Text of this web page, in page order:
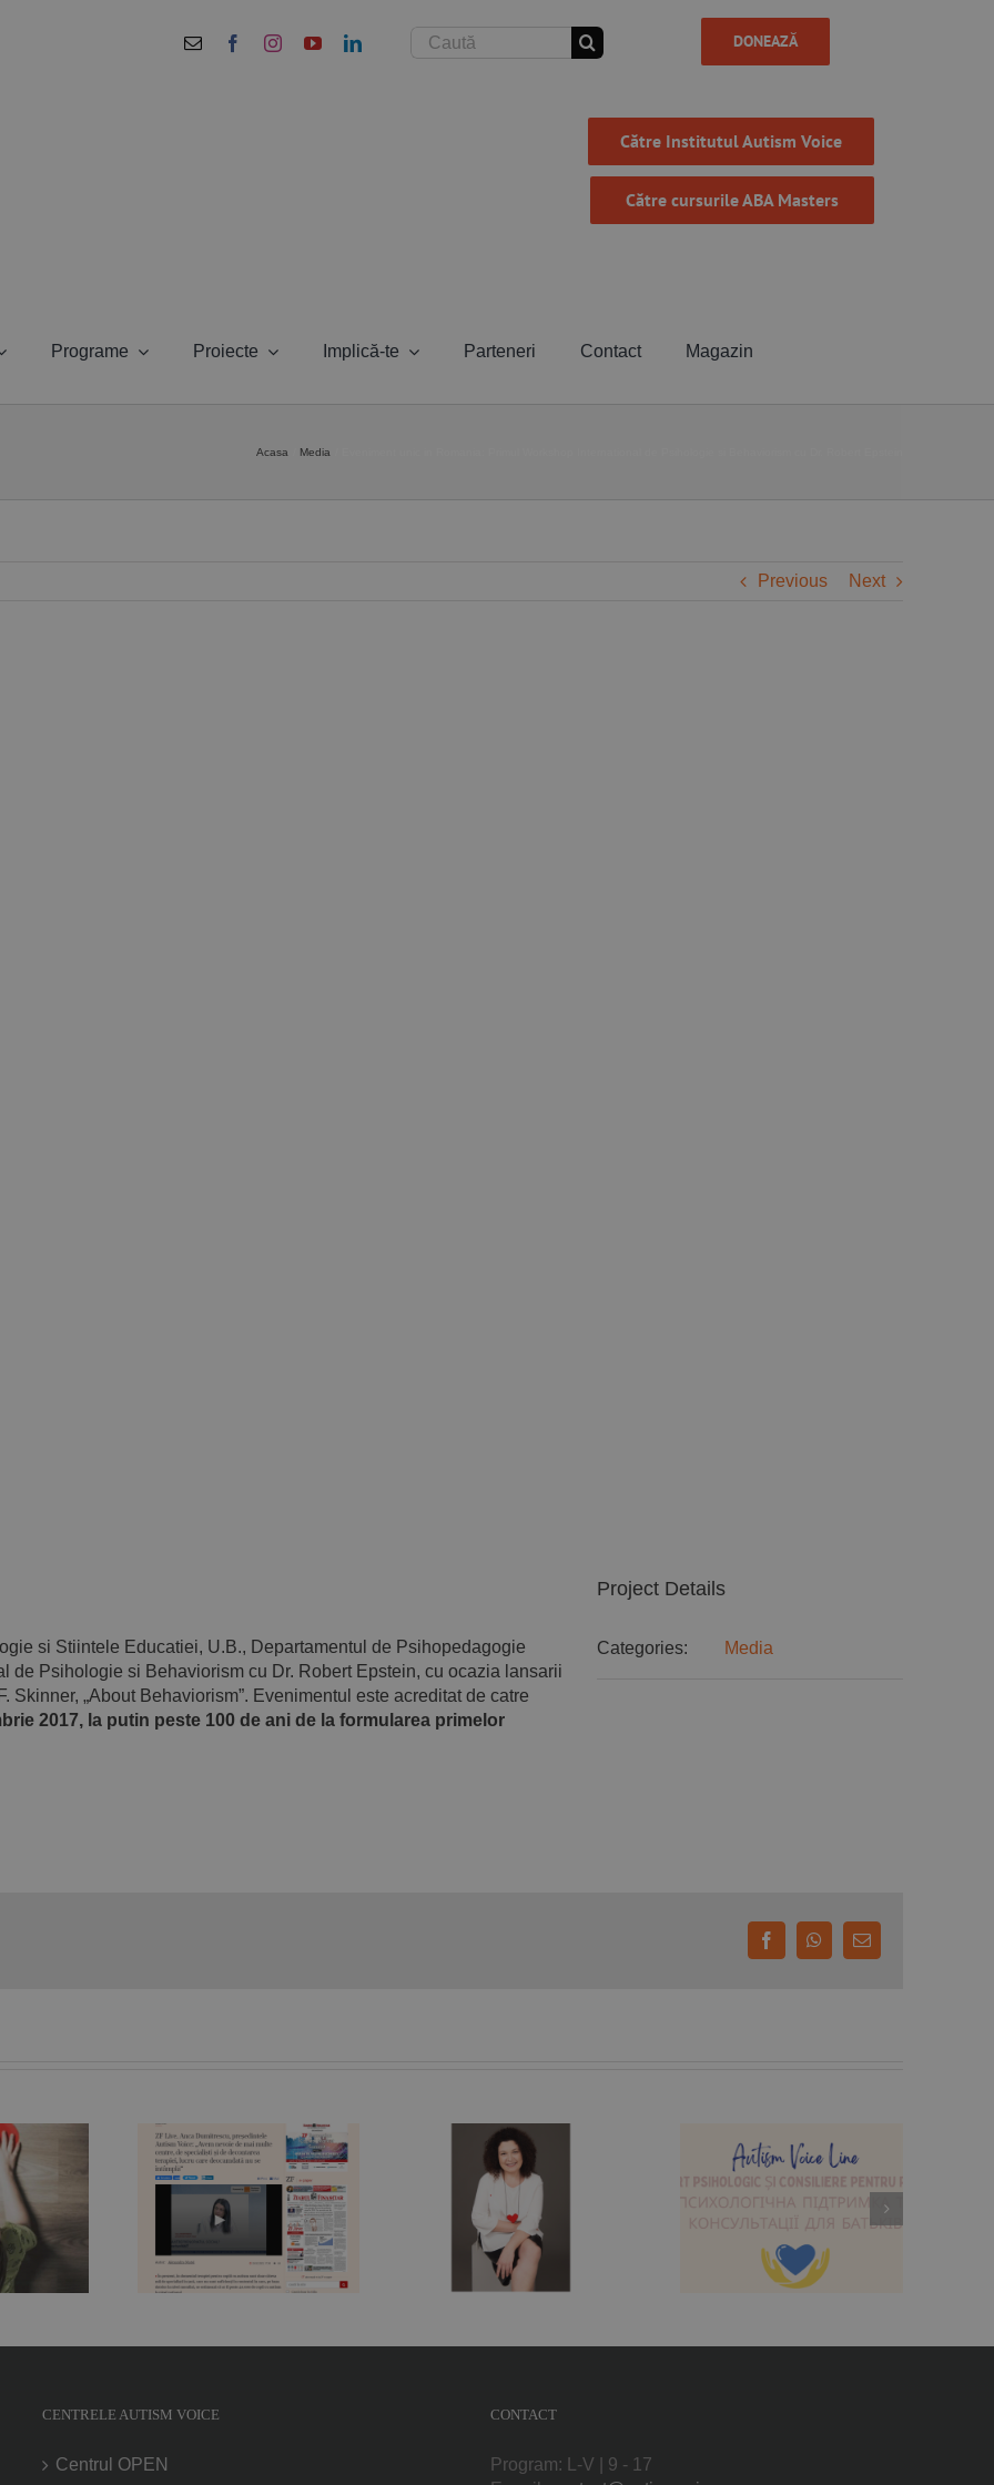
Cautare... DONEAZĂ
Către Institutul Autism Voice
Către cursurile ABA Masters
Programe Proiecte Implică-te Parteneri Contact Magazin
Acasa Media
Previous Next
si Stiintele Educatiei, U.B., Departamentul de Psihopedagogie
de Psihologie si Behaviorism cu Dr. Robert Epstein, cu ocazia lansarii
„About Behaviorism”. Evenimentul este acreditat de catre
2017, la putin peste 100 de ani de la formularea primelor
Project Details
Categories: Media
FacebookWhatsApp
E-
Autism
nevoie
multe centre,
şi de
terapiei,
care
copil sau adolescent
care are un
comportament bizar
se poate ascunde un
suflet afectat de
tulburări de spectru”.
Nicoleta Orlea,
Părinții din Ucraina și
România au acum
suport psihologic
gratuit la Autism Voice
CENTRELE AUTISM VOICE
Centrul OPEN
CONTACT
Program: L-V | 9 - 17